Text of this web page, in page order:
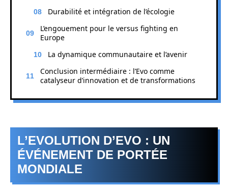
Durabilité et intégration de l’écologie
L’engouement pour le versus fighting en
Europe
La dynamique communautaire et l’avenir
Conclusion intermédiaire : l’Evo comme
catalyseur d’innovation et de transformations
L’EVOLUTION D’EVO : UN
ÉVÉNEMENT DE PORTÉE
MONDIALE